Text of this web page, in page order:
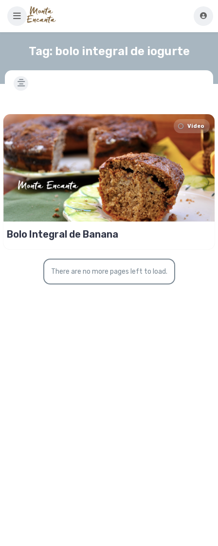
Tag: bolo integral de iogurte
Video
Bolo Integral de Banana
There are no more pages left to load.